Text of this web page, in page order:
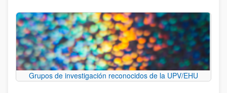
Grupos de investigación reconocidos de la UPV/EHU